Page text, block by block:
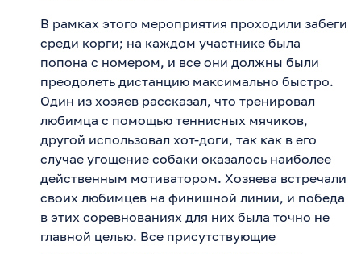
В рамках этого мероприятия проходили забеги
среди корги; на каждом участнике была
попона с номером, и все они должны были
преодолеть дистанцию максимально быстро.
Один из хозяев рассказал, что тренировал
любимца с помощью теннисных мячиков,
другой использовал хот-доги, так как в его
случае угощение собаки оказалось наиболее
действенным мотиватором. Хозяева встречали
своих любимцев на финишной линии, и победа
в этих соревнованиях для них была точно не
главной целью. Все присутствующие